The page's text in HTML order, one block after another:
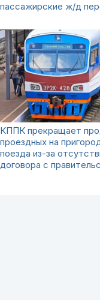
пассажирские ж/д
КППК прекращает
проездных на
поезда из-за
договора с